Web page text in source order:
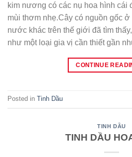
kim nương có các nụ hoa hình cái
mùi thơm nhẹ.Cây có nguồn gốc
nước khác trên thế giới đã tìm
như một loại gia vị cần thiết gần
CONTINUE
Posted in Tinh Dầu
TINH DẦU
TINH DẦU